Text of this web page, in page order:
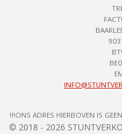
!!!ONS ADRES HIERBOVEN IS
© 2018 - 2026